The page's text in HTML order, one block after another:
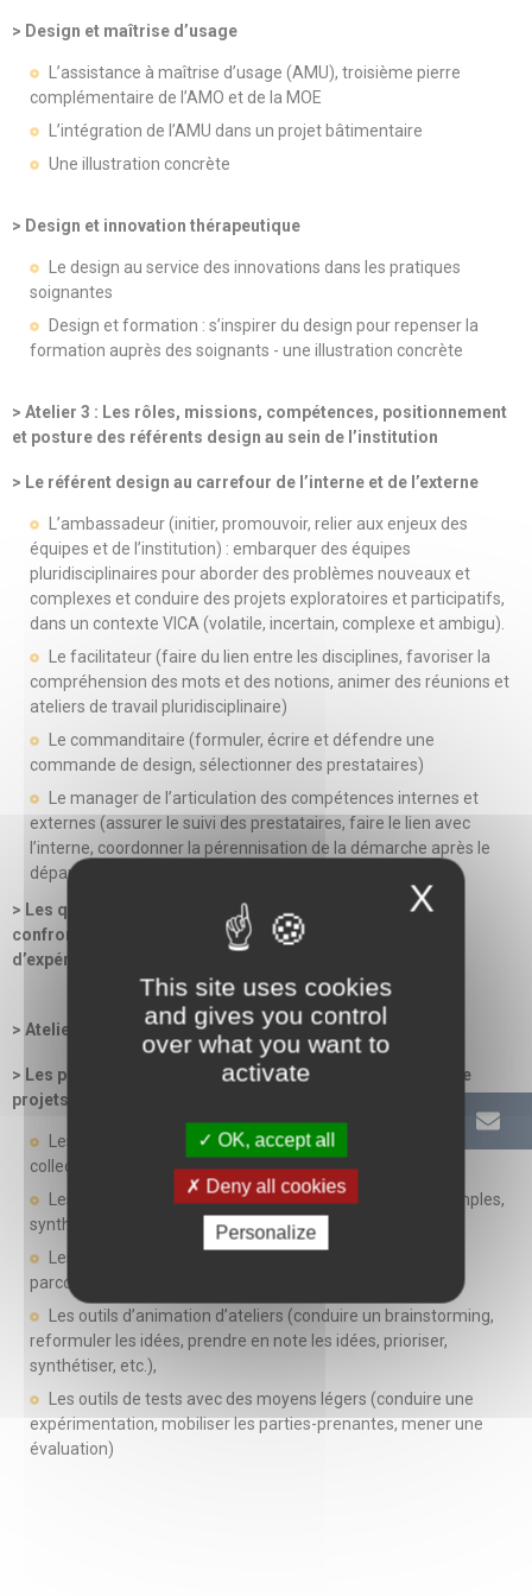
> Design et maîtrise d’usage
L’assistance à maîtrise d’usage (AMU), troisième pierre
complémentaire de l’AMO et de la MOE
L’intégration de l’AMU dans un projet bâtimentaire
Une illustration concrète
> Design et innovation thérapeutique
Le design au service des innovations dans les pratiques
soignantes
Design et formation : s’inspirer du design pour repenser la
formation auprès des soignants - une illustration concrète
> Atelier 3 : Les rôles, missions, compétences, positionnement
et posture des référents design au sein de l’institution
> Le référent design au carrefour de l’interne et de l’externe
L’ambassadeur (initier, promouvoir, relier aux enjeux des
équipes et de l’institution) : embarquer des équipes
pluridisciplinaires pour aborder des problèmes nouveaux et
complexes et conduire des projets exploratoires et participatifs,
dans un contexte VICA (volatile, incertain, complexe et ambigu).
Le facilitateur (faire du lien entre les disciplines, favoriser la
compréhension des mots et des notions, animer des réunions et
ateliers de travail pluridisciplinaire)
Le commanditaire (formuler, écrire et défendre une
commande de design, sélectionner des prestataires)
Le manager de l’articulation des compétences internes et
externes (assurer le suivi des prestataires, faire le lien avec
l’interne, coordonner la pérennisation de la démarche après le
départ des prestataires)
> Les questionnements éthiques auxquels peuvent être
confrontés les référents design dans la pratique : retours
d’expérience
> Atelier 4 : La méthodologie et les outils du design
> Les piliers méthodologiques du design : présentation de
projets et d’outils associés
Les outils d’immersion (observation, entretiens individuels et
collectifs, reportage photo, visite guidée, etc.),
Les outils de recherche (documentation, collecte d’exemples,
synthèse des enseignements, etc.),
Les outils d’analyse (reformuler le problème, dresser un
parcours utilisateur, utiliser des personas, etc.),
Les outils d’animation d’ateliers (conduire un brainstorming,
reformuler les idées, prendre en note les idées, prioriser,
synthétiser, etc.),
Les outils de tests avec des moyens légers (conduire une
expérimentation, mobiliser les parties-prenantes, mener une
évaluation)
X
This site uses cookies
and gives you control
over what you want to
activate
OK, accept all
Deny all cookies
Personalize